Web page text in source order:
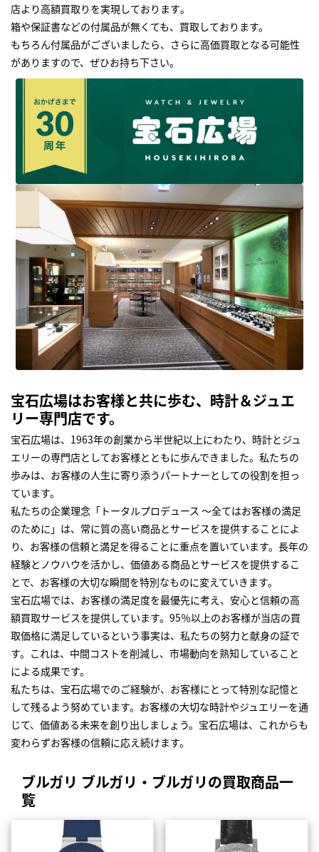
店より高額買取りを実現しております｡
箱や保証書などの付属品が無くても、買取しております。
もちろん付属品がございましたら、さらに高価買取となる可能性
がありますので、ぜひお持ち下さい｡
宝石広場はお客様と共に歩む、時計＆ジュエ
リー専門店です。
宝石広場は、1963年の創業から半世紀以上にわたり、時計とジュ
エリーの専門店としてお客様とともに歩んできました。私たちの
歩みは、お客様の人生に寄り添うパートナーとしての役割を担っ
ています。
私たちの企業理念「トータルプロデュース ～全てはお客様の満足
のために」は、常に質の高い商品とサービスを提供することによ
り、お客様の信頼と満足を得ることに重点を置いています。長年の
経験とノウハウを活かし、価値ある商品とサービスを提供するこ
とで、お客様の大切な瞬間を特別なものに変えていきます。
宝石広場では、お客様の満足度を最優先に考え、安心と信頼の高
額買取サービスを提供しています。95％以上のお客様が当店の買
取価格に満足しているという事実は、私たちの努力と献身の証で
す。これは、中間コストを削減し、市場動向を熟知していること
による成果です。
私たちは、宝石広場でのご経験が、お客様にとって特別な記憶と
して残るよう努めています。お客様の大切な時計やジュエリーを通
じて、価値ある未来を創り出しましょう。宝石広場は、これからも
変わらずお客様の信頼に応え続けます。
ブルガリ ブルガリ・ブルガリの買取商品一
覧